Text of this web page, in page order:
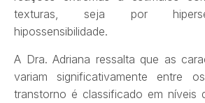
texturas, seja por
hipossensibilidade.
A Dra. Adriana ressalta que as
variam significativamente entre
transtorno é classificado em níveis